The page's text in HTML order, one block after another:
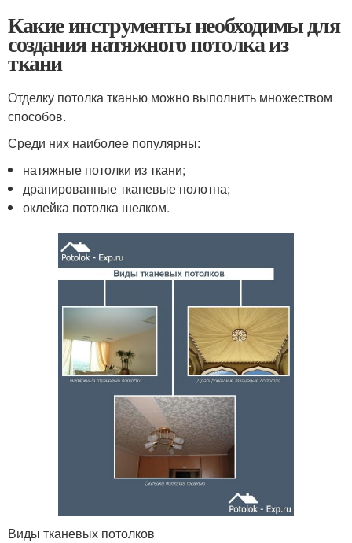
Какие инструменты необходимы для
создания натяжного потолка из
ткани
Отделку потолка тканью можно выполнить множеством
способов.
Среди них наиболее популярны:
натяжные потолки из ткани;
драпированные тканевые полотна;
оклейка потолка шелком.
Виды тканевых потолков